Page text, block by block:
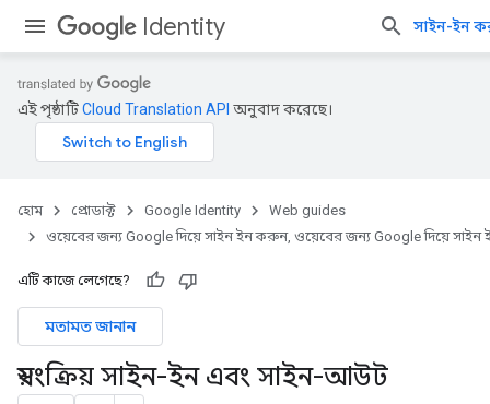
Identity সাইন-ইন
এই পৃষ্ঠাটিCloud Translation API অনুবাদ করেছে।
হোম প্রোডাক্ট Google Identity
Web guides
ওয়েবের জন্য Google দিয়ে সাইন ইন করুন, ওয়েবের জন্য Google দিয়ে
এটি কাজে লেগেছে?
মতামত জানান
স্বয়ংক্রিয় সাইন-ইন এবং সাইন-আউট